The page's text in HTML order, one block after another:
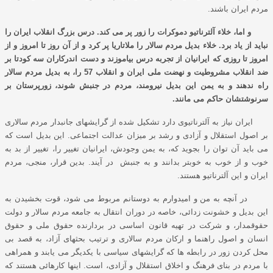
مردم ایران باشند.
و اما، خلاء آلترناتیو دموکرات را زور پر می کند. درس بزرگ انقلاب ایران را
نباید از یاد برد. خلاء بدیل مردم سالار را ملاتاریا پر کرد و از آن روز تا امروز و از
امروز تا روزی که ایرانیان از تجربه درس بیاموزند و دست اندرکاران سه کودتا بر
ضد انقلاب مشروطیت و نهضت ملی ایران و انقلاب 57 را، به بدیل مردم سالار
راه ندهند و به یمن این بدیل نیرومند، مردم در جنبش شوند، زورپرستان بر
سرنوشتشان حاکم می مانند.
ایران نیاز به آلترناتیوی دارد تشکیل شده از گرایشهای جانبدار مردم سالاری
بر اصول استقلال و آزادی و رشد بر میزان عدالت اجتماعی. این بدیل است که
می باید آن توان را بجوید که، به یمن وجودش، ایرانیان تغییر را، تغییر از بد به
خوب و از خوب به خوبتر بدانند و به جنبش در آیند. بدین قرار، منجی، مردم
ایران و این آلترناتیو هستند.
در آنچه به من و امیدوارم به دوستانم مربوط می شود، قوت بخشیدن به
این بدیل و خشونت زدائی، خاصه در دوران انتقال به جامعه مردم سالار و دولت
حقوقمدار، و شرکت در تهیه قانون اساسی در بردارنده حقوق ملی و حقوق
انسان و اصول راهنما و ارکان مردم سالاری و ترتیب بحثهای آزاد، به قصد بی
محل کردن زور در رابطه ها که گرایشهای سیاسی با یکدیگر می یابند و همراهی
با مردم در بنای فرهنگ و اخلاق استقلال و آزادی، است. اینها کارهائی هستند که